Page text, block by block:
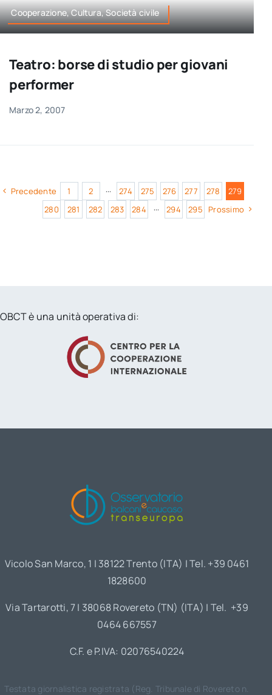
Cooperazione, Cultura, Società civile
Teatro: borse di studio per giovani
performer
Marzo 2, 2007
Precedente 1 2 ··· 274 275 276 277 278
279
280
281 282 283 284 ··· 294 295 Prossimo
OBCT è una unità operativa di:
Vicolo San Marco, 1 | 38122 Trento (ITA) | Tel. +39 0461
1828600
Via Tartarotti, 7 | 38068 Rovereto (TN) (ITA) | Tel. +39
0464 667557
C.F. e P.IVA: 02076540224
Testata giornalistica registrata (Reg. Tribunale di Rovereto n.